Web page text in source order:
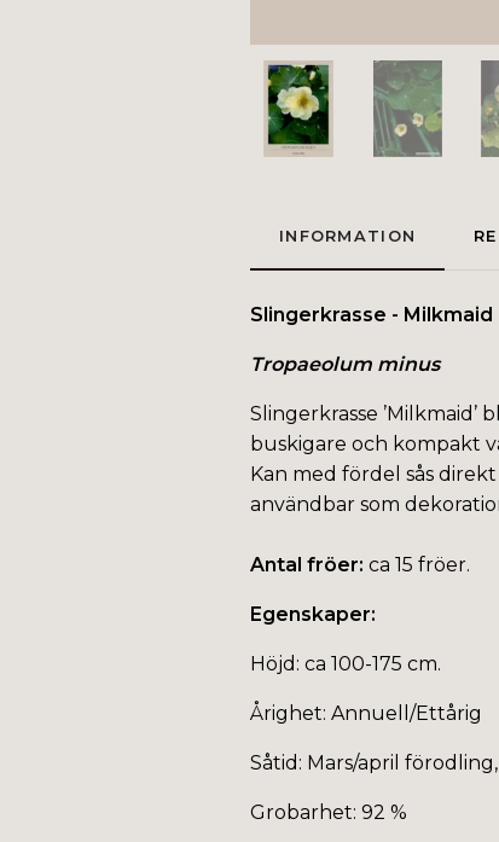
INFORMATION
Slingerkrasse - Milkmaid
Tropaeolum minus
Slingerkrasse
buskigare och kompakt
Kan med fördel sås
användbar som
Antal fröer: ca 15 fröer.
Egenskaper:
Höjd: ca 100-175 cm.
Årighet: Annuell/Ettårig
Såtid: Mars/april
Grobarhet: 92 %